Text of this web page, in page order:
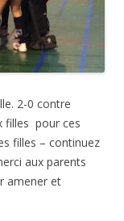
2-0 contre
filles pour ces
filles – continuez
aux parents
amener et